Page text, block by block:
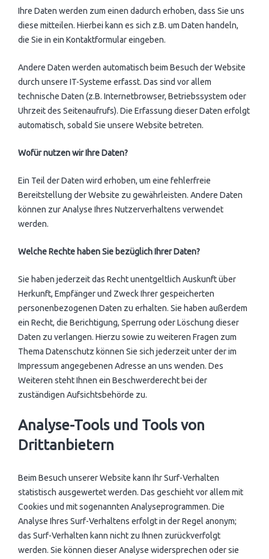
Ihre Daten werden zum einen dadurch erhoben, dass Sie uns
diese mitteilen. Hierbei kann es sich z.B. um Daten handeln,
die Sie in ein Kontaktformular eingeben.
Andere Daten werden automatisch beim Besuch der Website
durch unsere IT-Systeme erfasst. Das sind vor allem
technische Daten (z.B. Internetbrowser, Betriebssystem oder
Uhrzeit des Seitenaufrufs). Die Erfassung dieser Daten erfolgt
automatisch, sobald Sie unsere Website betreten.
Wofür nutzen wir Ihre Daten?
Ein Teil der Daten wird erhoben, um eine fehlerfreie
Bereitstellung der Website zu gewährleisten. Andere Daten
können zur Analyse Ihres Nutzerverhaltens verwendet
werden.
Welche Rechte haben Sie bezüglich Ihrer Daten?
Sie haben jederzeit das Recht unentgeltlich Auskunft über
Herkunft, Empfänger und Zweck Ihrer gespeicherten
personenbezogenen Daten zu erhalten. Sie haben außerdem
ein Recht, die Berichtigung, Sperrung oder Löschung dieser
Daten zu verlangen. Hierzu sowie zu weiteren Fragen zum
Thema Datenschutz können Sie sich jederzeit unter der im
Impressum angegebenen Adresse an uns wenden. Des
Weiteren steht Ihnen ein Beschwerderecht bei der
zuständigen Aufsichtsbehörde zu.
Analyse-Tools und Tools von
Drittanbietern
Beim Besuch unserer Website kann Ihr Surf-Verhalten
statistisch ausgewertet werden. Das geschieht vor allem mit
Cookies und mit sogenannten Analyseprogrammen. Die
Analyse Ihres Surf-Verhaltens erfolgt in der Regel anonym;
das Surf-Verhalten kann nicht zu Ihnen zurückverfolgt
werden. Sie können dieser Analyse widersprechen oder sie